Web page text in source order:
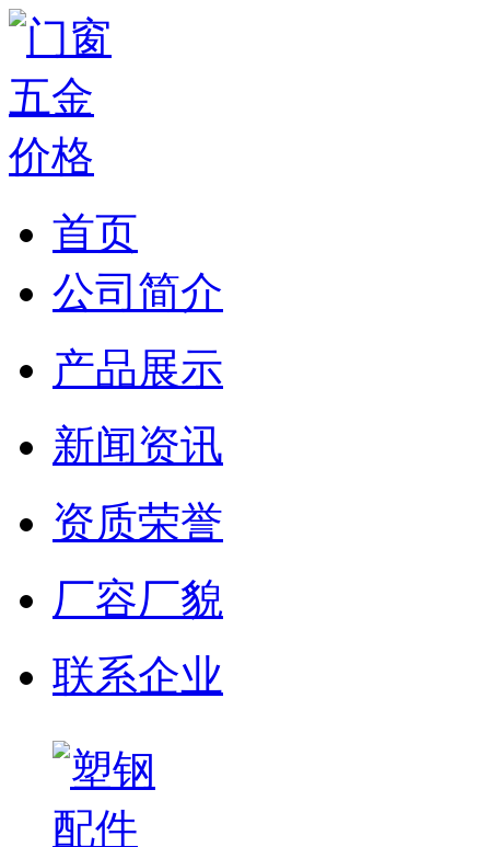
首页
公司简介
产品展示
新闻资讯
资质荣誉
厂容厂貌
联系企业